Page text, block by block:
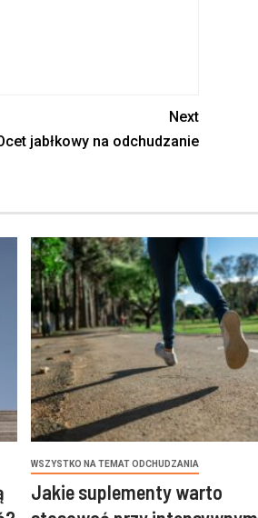
Next
jabłkowy na odchudzanie
WSZYSTKO NA TEMAT ODCHUDZANIA
Jakie suplementy warto